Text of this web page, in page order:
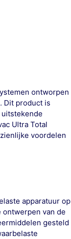
ontworpen
Dit product is
Ultra Total
voordelen
apparatuur op
van de
gesteld